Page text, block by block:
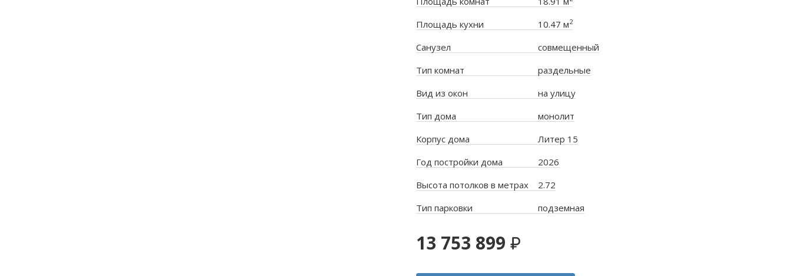
Площадь кухни 10.47 м2
Санузел
совмещенный
Тип комнат
раздельные
Вид из окон
на улицу
Тип дома
монолит
Корпус дома
Литер 15
Год постройки дома
2026
Высота потолков в метрах
2.72
Тип парковки
подземная
13 753 899